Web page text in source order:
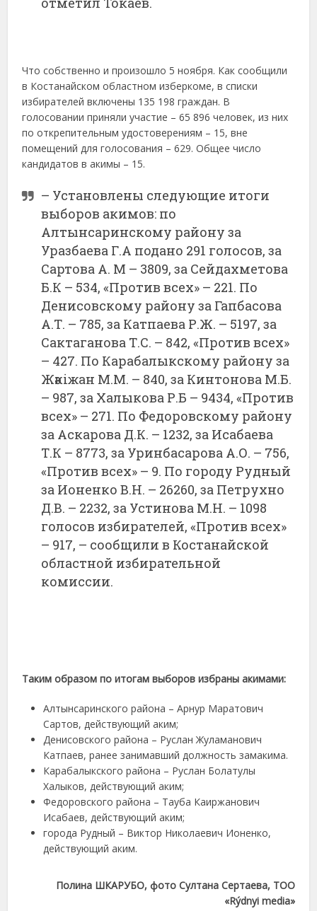
Что собственно и произошло 5 ноября. Как сообщили
в Костанайском областном изберкоме, в списки
избирателей включены 135 198 граждан. В
голосовании приняли участие – 65 896 человек, из них
по открепительным удостоверениям – 15, вне
помещений для голосования – 629. Общее число
кандидатов в акимы – 15.
– Установлены следующие итоги
выборов акимов: по
Алтынсаринскому району за
Уразбаева Г.А подано 291 голосов, за
Сартова А. М – 3809, за Сейдахметова
Б.К – 534, «Против всех» – 221. По
Денисовскому району за Гапбасова
А.Т. – 785, за Катпаева Р.Ж. – 5197, за
Сактаганова Т.С. – 842, «Против всех»
– 427. По Карабалыкскому району за
Жәкіжан М.М. – 840, за Кинтонова М.Б.
– 987, за Халыкова Р.Б – 9434, «Против
всех» – 271. По Федоровскому району
за Аскарова Д.К. – 1232, за Исабаева
Т.К – 8773, за Уринбасарова А.О. – 756,
«Против всех» – 9. По городу Рудный
за Ионенко В.Н. – 26260, за Петрухно
Д.В. – 2232, за Устинова М.Н. – 1098
голосов избирателей, «Против всех»
– 917, – сообщили в Костанайской
областной избирательной
комиссии.
Таким образом по итогам выборов избраны акимами:
Алтынсаринского района – Арнур Маратович
Сартов, действующий аким;
Денисовского района – Руслан Жуламанович
Катпаев, ранее занимавший должность замакима.
Карабалыкского района – Руслан Болатулы
Халыков, действующий аким;
Федоровского района – Тауба Каиржанович
Исабаев, действующий аким;
города Рудный – Виктор Николаевич Ионенко,
действующий аким.
Полина ШКАРУБО, фото Султана Сертаева, ТОО
«Rýdnyі medіa»